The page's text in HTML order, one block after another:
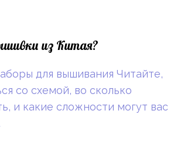
из Китая?
Читайте,
со схемой, во сколько
и какие сложности могут вас